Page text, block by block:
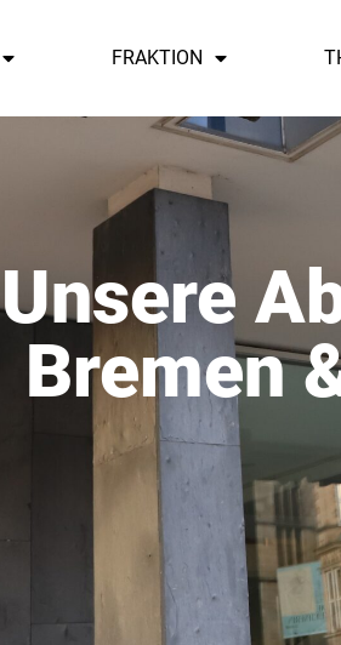
FRAKTION
Unsere
Bremen